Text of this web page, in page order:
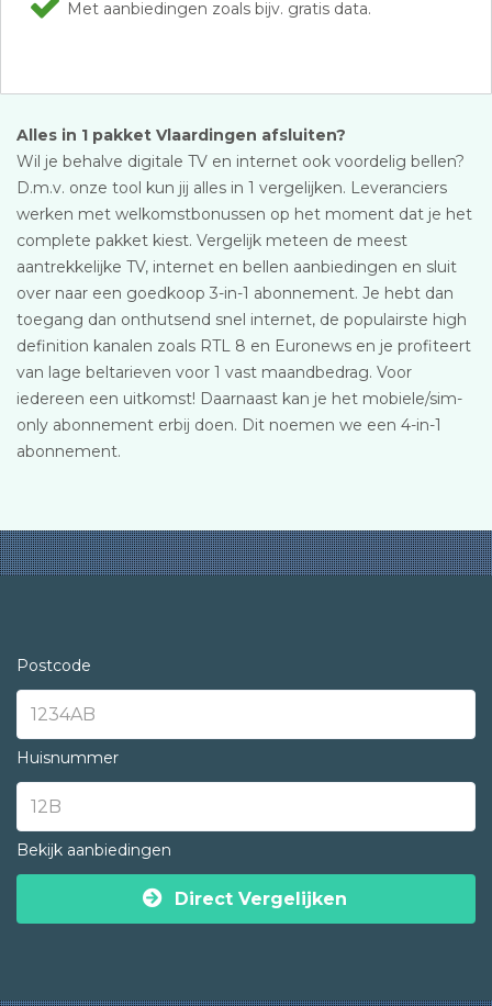
Met aanbiedingen zoals bijv. gratis data.
Alles in 1 pakket Vlaardingen afsluiten?
Wil je behalve digitale TV en internet ook voordelig bellen?
D.m.v. onze tool kun jij alles in 1 vergelijken. Leveranciers
werken met welkomstbonussen op het moment dat je het
complete pakket kiest. Vergelijk meteen de meest
aantrekkelijke TV, internet en bellen aanbiedingen en sluit
over naar een goedkoop 3-in-1 abonnement. Je hebt dan
toegang dan onthutsend snel internet, de populairste high
definition kanalen zoals RTL 8 en Euronews en je profiteert
van lage beltarieven voor 1 vast maandbedrag. Voor
iedereen een uitkomst! Daarnaast kan je het mobiele/sim-
only abonnement erbij doen. Dit noemen we een 4-in-1
abonnement.
Postcode
Huisnummer
Bekijk aanbiedingen
Direct Vergelijken